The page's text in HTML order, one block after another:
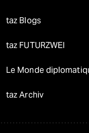
taz Blogs
taz FUTURZWEI
Le Monde
taz Archiv